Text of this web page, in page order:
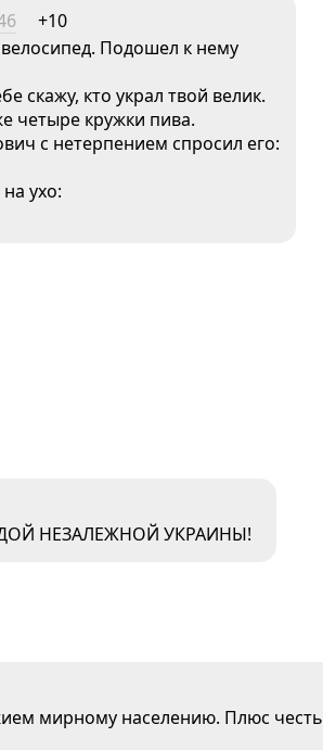
+10
Подошел к нему
скажу, кто украл твой велик.
четыре кружки пива.
с нетерпением спросил его:
ухо:
НЕЗАЛЕЖНОЙ УКРАИНЫ!
мирному населению. Плюс честь